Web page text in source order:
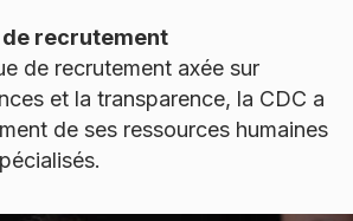
recrutement
de recrutement axée sur
et la transparence, la CDC a
de ses ressources humaines